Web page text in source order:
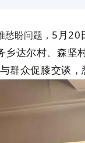
盼问题， 5月20
达尔村、森坚
群众促膝交谈，